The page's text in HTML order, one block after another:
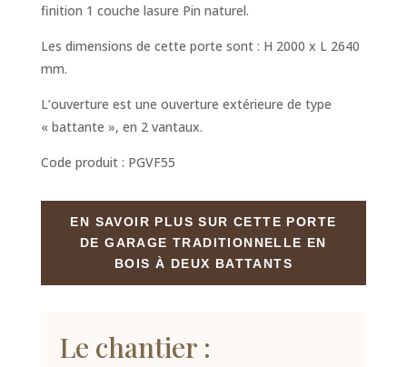
finition 1 couche lasure Pin naturel.
Les dimensions de cette porte sont : H 2000 x L 2640
mm.
L’ouverture est une ouverture extérieure de type
« battante », en 2 vantaux.
Code produit : PGVF55
EN SAVOIR PLUS SUR CETTE PORTE
DE GARAGE TRADITIONNELLE EN
BOIS À DEUX BATTANTS
Le chantier :